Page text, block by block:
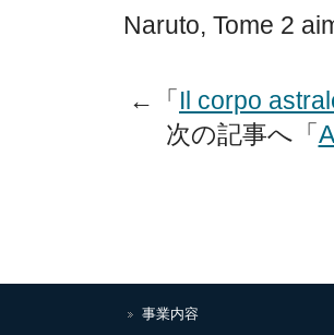
Naruto, Tome 2
←「Il corpo
次の記事へ「
事業内容